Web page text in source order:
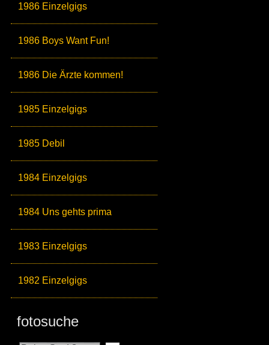
1986 Einzelgigs
1986 Boys Want Fun!
1986 Die Ärzte kommen!
1985 Einzelgigs
1985 Debil
1984 Einzelgigs
1984 Uns gehts prima
1983 Einzelgigs
1982 Einzelgigs
fotosuche